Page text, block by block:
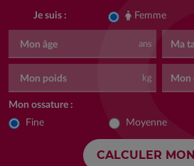
Je suis : Femme
Mon âge ans Ma
Mon poids kg Mon
Mon ossature :
Fine Moyenne